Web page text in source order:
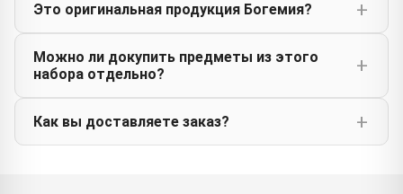
Это оригинальная продукция Богемия?
Можно ли докупить предметы из этого
набора отдельно?
Как вы доставляете заказ?